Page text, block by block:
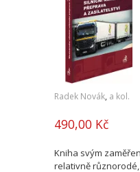
Radek Novák, a kol.
490,00 Kč
Kniha svým
relativně